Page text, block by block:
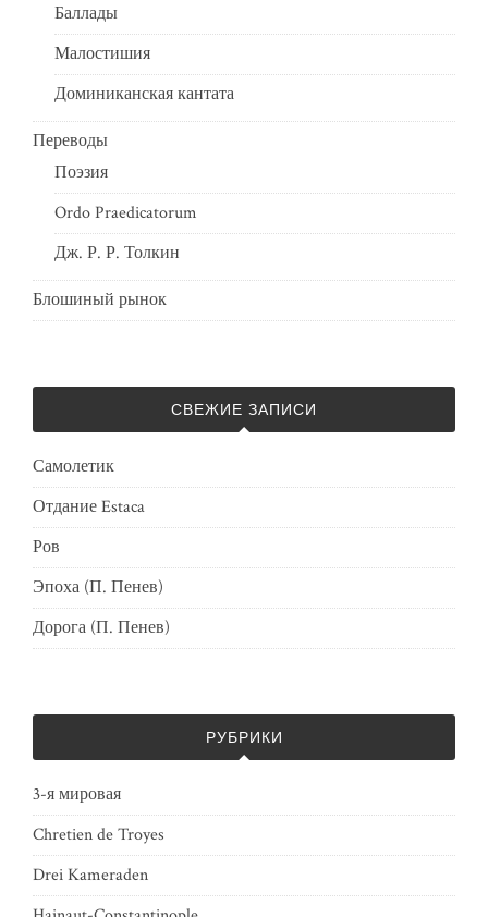
Баллады
Малостишия
Доминиканская кантата
Переводы
Поэзия
Ordo Praedicatorum
Дж. Р. Р. Толкин
Блошиный рынок
СВЕЖИЕ ЗАПИСИ
Самолетик
Отдание Estaca
Ров
Эпоха (П. Пенев)
Дорога (П. Пенев)
РУБРИКИ
3-я мировая
Chretien de Troyes
Drei Kameraden